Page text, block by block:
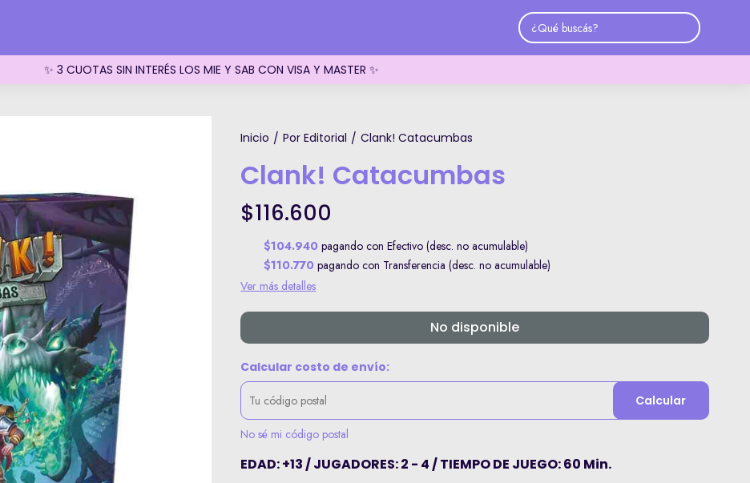
✨ 3 CUOTAS SIN INTERÉS LOS MIE Y SAB CON VISA Y MASTER ✨
Inicio / Por Editorial / Clank! Catacumbas
Clank! Catacumbas
$116.600
$104.940 pagando con Efectivo (desc. no acumulable)
$110.770 pagando con Transferencia (desc. no acumulable)
Ver más detalles
No disponible
Calcular costo de envío:
Calcular
No sé mi código postal
EDAD: +13 / JUGADORES: 2 - 4 / TIEMPO DE JUEGO: 60 Min.